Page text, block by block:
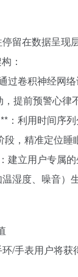
留在数据呈现
：
过卷积神经网
提前预警心律
：利用时间序
，精准定位睡
建立用户专属
湿度、噪音）
/手表用户将获